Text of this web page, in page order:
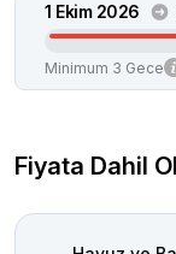
1 Ekim 2026
Minimum 3 Gece
Fiyata Dahil